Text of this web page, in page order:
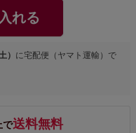
れる
） に宅配便（ヤマト運輸） で
で送料無料